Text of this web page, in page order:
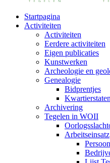
Startpagina
Activiteiten
Activiteiten
Eerdere activiteiten
Eigen publicaties
Kunstwerken
Archeologie en
Genealogie
Bidprentjes
Kwartierstaten
Archivering
Tegelen in WOII
Arbeitseinsatz